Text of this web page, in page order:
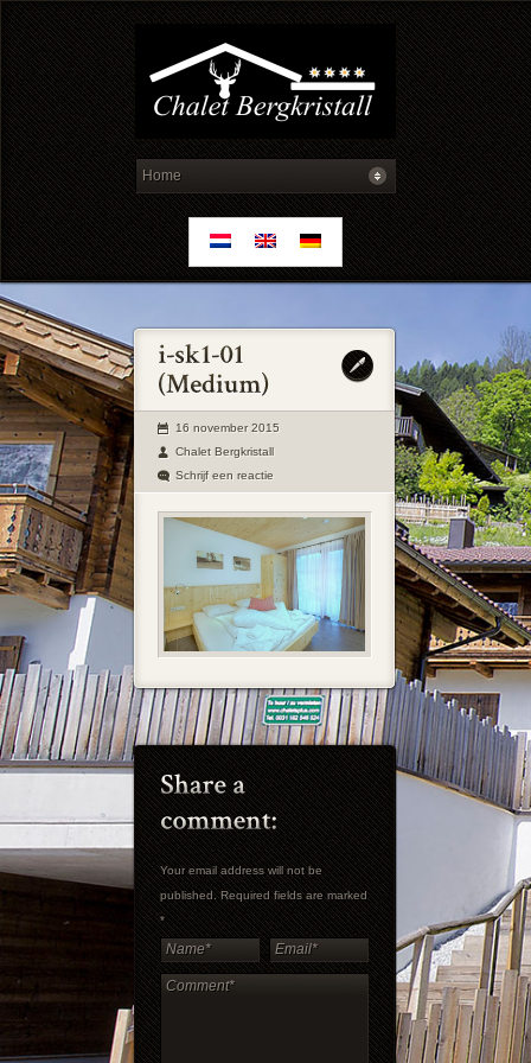
16 november 2015
Chalet Bergkristall
Schrijf een reactie
Your email address will not be
published. Required fields are marked
*